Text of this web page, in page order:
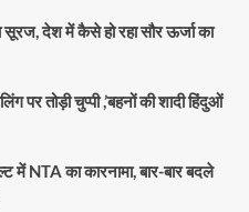
देश में कैसे हो रहा सौर ऊर्जा का
पर तोड़ी चुप्पी ,’बहनों की शादी हिंदुओं
NTA का कारनामा, बार-बार बदले